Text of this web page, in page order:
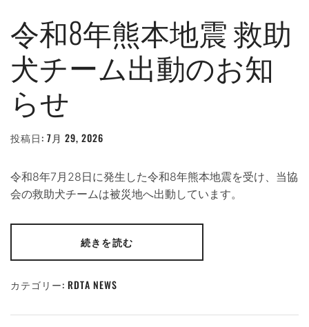
令和8年熊本地震 救助
犬チーム出動のお知
らせ
投稿日: 7月 29, 2026
WEBMASTER
令和8年7月28日に発生した令和8年熊本地震を受け、当協
会の救助犬チームは被災地へ出動しています。
続きを読む
カテゴリー: RDTA NEWS